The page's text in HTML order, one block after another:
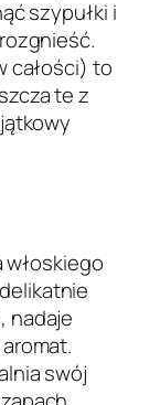
szypułki i
całości) to
te z
nadaje
swój